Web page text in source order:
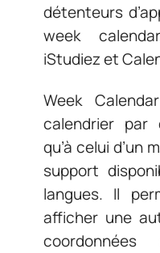
détenteurs
week
iStudiez et
Week
calendrier par
qu’à celui d’un
support
langues. Il
afficher une